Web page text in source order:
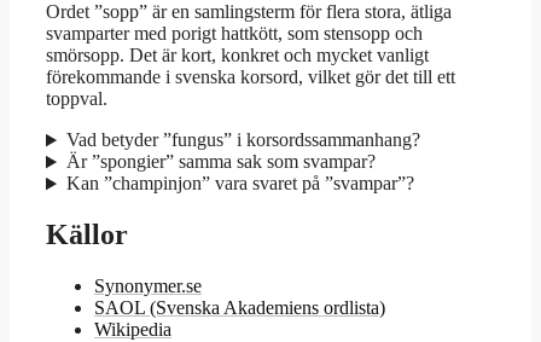
Ordet ”sopp” är en samlingsterm för flera stora, ätliga
svamparter med porigt hattkött, som stensopp och
smörsopp. Det är kort, konkret och mycket vanligt
förekommande i svenska korsord, vilket gör det till ett
toppval.
Vad betyder ”fungus” i korsordssammanhang?
Är ”spongier” samma sak som svampar?
Kan ”champinjon” vara svaret på ”svampar”?
Källor
Synonymer.se
SAOL (Svenska Akademiens ordlista)
Wikipedia